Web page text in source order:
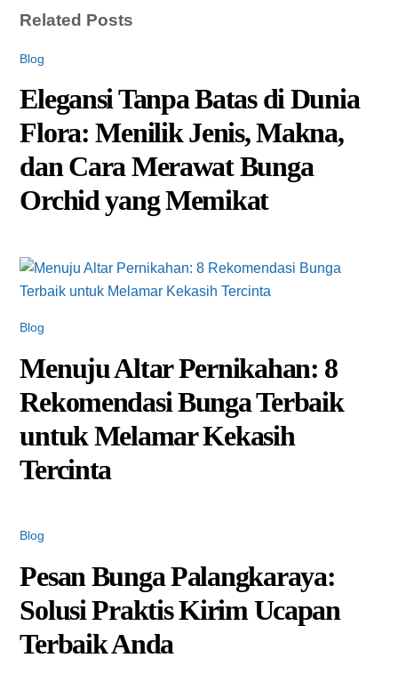
Related Posts
Blog
Elegansi Tanpa Batas di Dunia
Flora: Menilik Jenis, Makna,
dan Cara Merawat Bunga
Orchid yang Memikat
Blog
Menuju Altar Pernikahan: 8
Rekomendasi Bunga Terbaik
untuk Melamar Kekasih
Tercinta
Blog
Pesan Bunga Palangkaraya:
Solusi Praktis Kirim Ucapan
Terbaik Anda